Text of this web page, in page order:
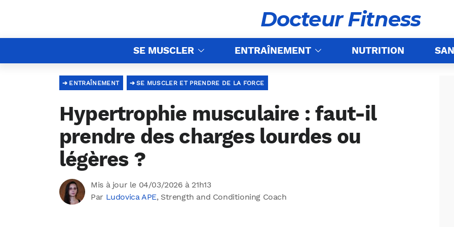
Docteur Fitness
SE MUSCLER ENTRAÎNEMENT NUTRITION
SE MUSCLER ET PRENDRE DE LA FORCE
ENTRAÎNEMENT
Hypertrophie musculaire : faut-il
prendre des charges lourdes ou
légères ?
Mis à jour le 04/03/2026 à 21h13
Par Ludovica APE, Strength and Conditioning Coach